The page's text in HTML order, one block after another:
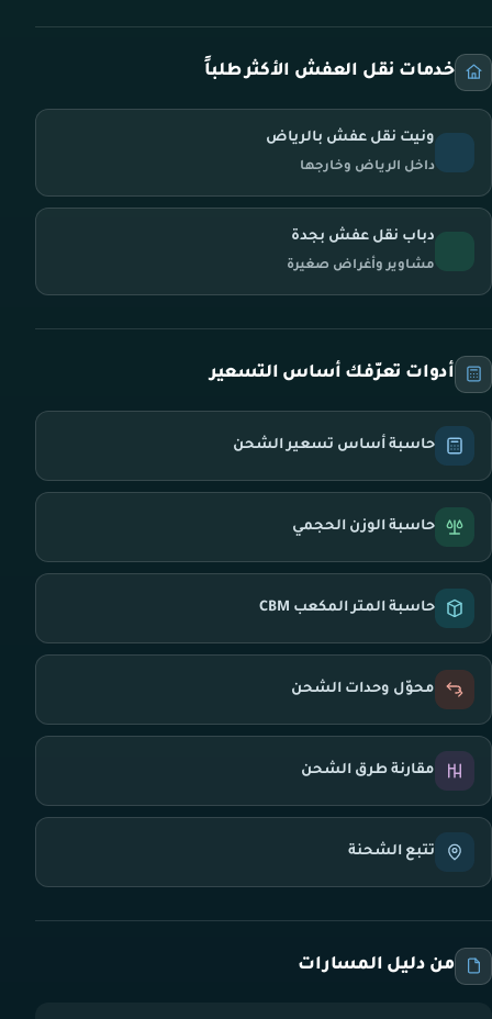
خدمات نقل العفش الأكثر طلباً
ونيت نقل عفش بالرياض
داخل الرياض وخارجها
دباب نقل عفش بجدة
مشاوير وأغراض صغيرة
أدوات تعرّفك أساس التسعير
حاسبة أساس تسعير الشحن
حاسبة الوزن الحجمي
حاسبة المتر المكعب CBM
محوّل وحدات الشحن
مقارنة طرق الشحن
تتبع الشحنة
من دليل المسارات